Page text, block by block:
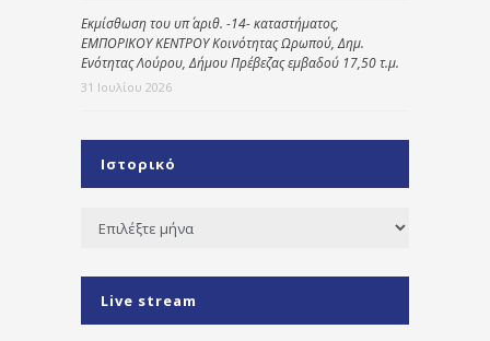
Εκμίσθωση του υπ΄ αριθ. -14- καταστήματος,
ΕΜΠΟΡΙΚΟΥ ΚΕΝΤΡΟΥ Κοινότητας Ωρωπού, Δημ.
Ενότητας Λούρου, Δήμου Πρέβεζας εμβαδού 17,50 τ.μ.
31 Ιουλίου 2026
Ιστορικό
Ιστορικό
Live stream